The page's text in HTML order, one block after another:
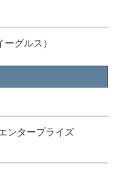
グルス）
ンタープライズ